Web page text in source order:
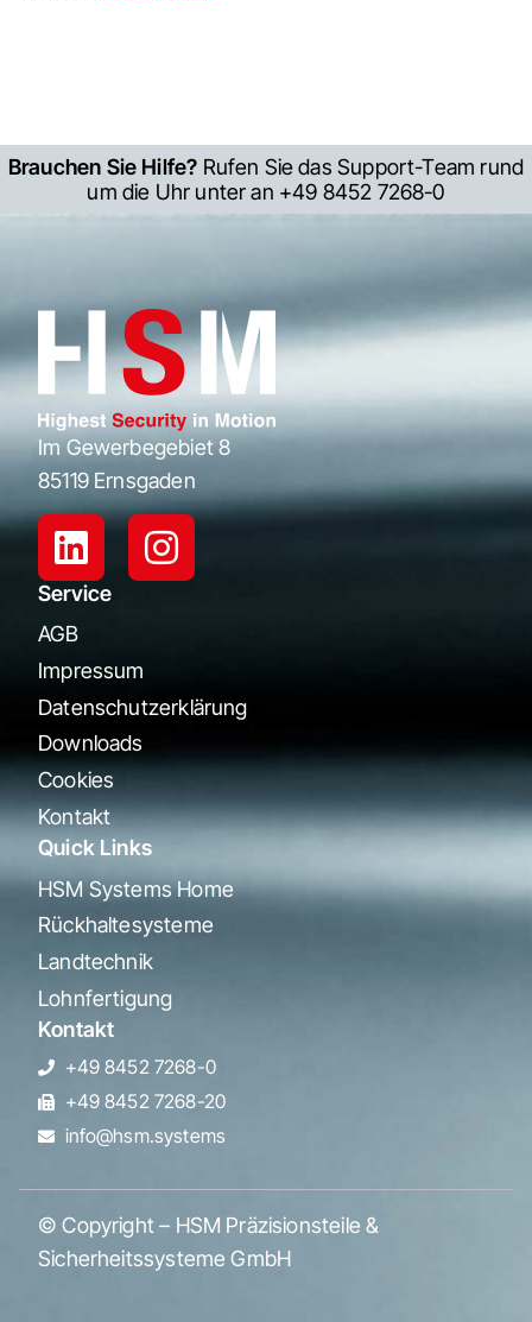
Brauchen Sie Hilfe? Rufen Sie das Support-Team rund
um die Uhr unter an +49 8452 7268-0
Im Gewerbegebiet 8
85119 Ernsgaden
Service
AGB
Impressum
Datenschutzerklärung
Downloads
Cookies
Kontakt
Quick Links
HSM Systems Home
Rückhaltesysteme
Landtechnik
Lohnfertigung
Kontakt
+49 8452 7268-0
+49 8452 7268-20
info@hsm.systems
© Copyright – HSM Präzisionsteile &
Sicherheitssysteme GmbH